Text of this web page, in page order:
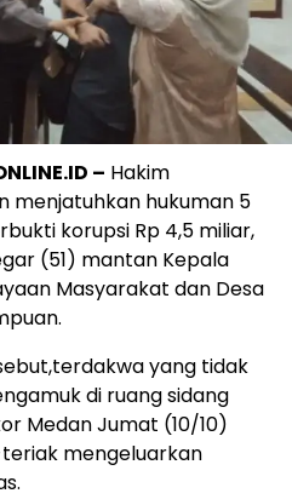
– Hakim
menjatuhkan hukuman 5
korupsi Rp 4,5 miliar,
(51) mantan Kepala
Masyarakat dan Desa
yang tidak
di ruang sidang
Medan Jumat (10/10)
mengeluarkan